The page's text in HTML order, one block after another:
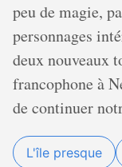
peu de magie,
personnages
deux nouveaux
francophone à
de continuer
L'île presque